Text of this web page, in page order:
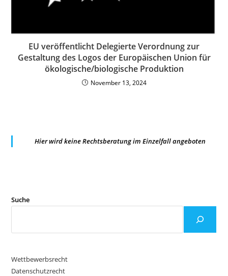
EU veröffentlicht Delegierte Verordnung zur
Gestaltung des Logos der Europäischen Union für
ökologische/biologische Produktion
November 13, 2024
Hier wird keine Rechtsberatung im Einzelfall angeboten
Suche
Wettbewerbsrecht
Datenschutzrecht